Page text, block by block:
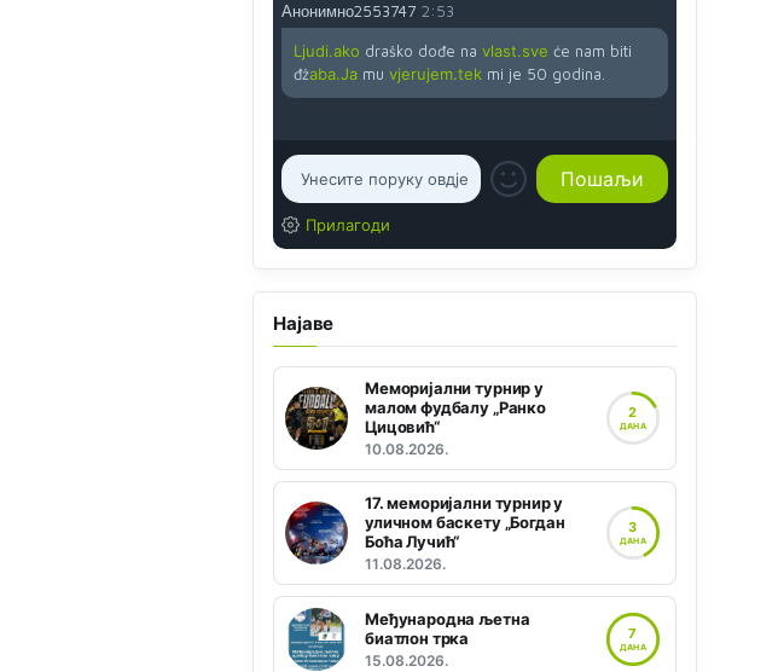
Анонимно2553747 2:53
Ljudi.ako draško dođe na vlast.sve će nam biti
đžaba.Jamu vjerujem.tek mi je 50 godina.
Прилагоди
Најаве
Меморијални турнир у
малом фудбалу „Ранко
Цицовић“
10.08.2026.
2
ДАНА
17. меморијални турнир у
уличном баскету „Богдан
Боћа Лучић“
11.08.2026.
3
ДАНА
Међународна љетна
биатлон трка
15.08.2026.
7
ДАНА